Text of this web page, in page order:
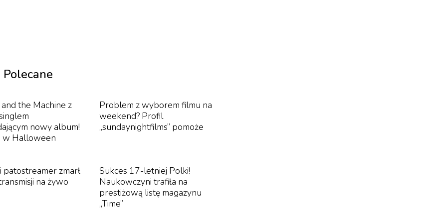
z książek, ale i ma zamiar przeznaczyć honoraria
niczym nowym. Już w 2021 roku pisarka publicznie
bojkotu Izraela. Rooney podkreślała wówczas, że
hebrajskim, ale tylko poprzez wydawnictwo
Polecane
the Machine z
nowy album!
w Halloween
Problem z wyborem filmu na
weekend? Profil
„sundaynightfilms” pomoże
patostreamer zmarł
na żywo
Sukces 17-letniej Polki!
Naukowczyni trafiła na
prestiżową listę magazynu
„Time”